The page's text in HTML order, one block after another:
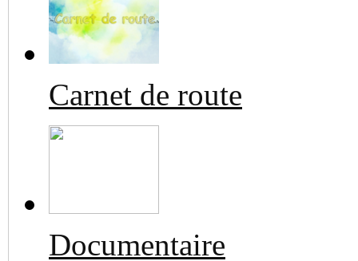
Carnet de route
Documentaire